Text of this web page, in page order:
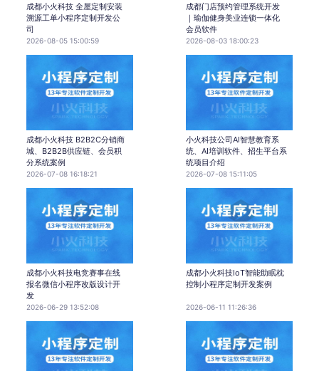
成都小火科技 全屋定制安装
溯源工单小程序定制开发公
司
2026-08-05 15:00:59
成都门店预约管理系统开发
｜瑜伽健身美业连锁一体化
会员软件
2026-08-03 18:00:23
成都小火科技 B2B2C分销商
城、B2B2B供应链、会员积
分系统案例
2026-07-08 16:18:21
小火科技公司AI智慧教育系
统、AI培训软件、招生平台系
统项目介绍
2026-07-08 15:11:05
成都小火科技电竞赛事在线
报名微信小程序改版设计开
发
2026-06-29 13:52:08
成都小火科技IoT智能助眠枕
控制小程序定制开发案例
2026-06-11 11:26:36